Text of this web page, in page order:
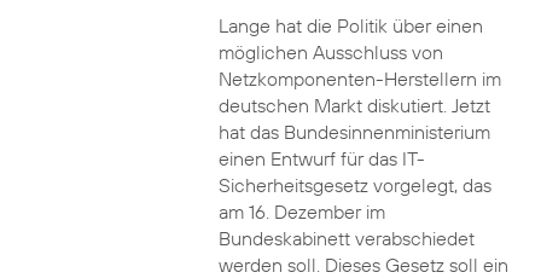
Lange hat die Politik über einen
möglichen Ausschluss von
Netzkomponenten-Herstellern im
deutschen Markt diskutiert. Jetzt
hat das Bundesinnenministerium
einen Entwurf für das IT-
Sicherheitsgesetz vorgelegt, das
am 16. Dezember im
Bundeskabinett verabschiedet
werden soll. Dieses Gesetz soll ein